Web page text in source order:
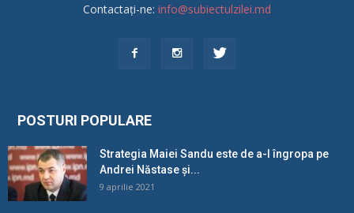
Contactați-ne: info@subiectulzilei.md
POSTURI POPULARE
Strategia Maiei Sandu este de a-l îngropa pe
Andrei Năstase și...
9 aprilie 2021